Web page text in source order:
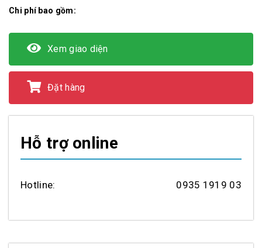
Chi phí bao gồm:
Xem giao diện
Đặt hàng
Hỗ trợ online
Hotline: 0935 1919 03